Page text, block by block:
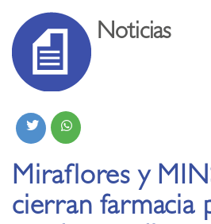
Noticias
Miraflores y
cierran farmacia